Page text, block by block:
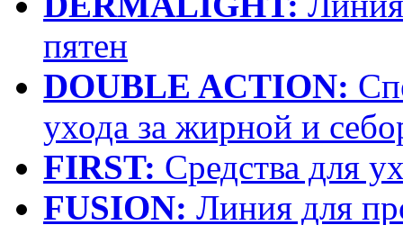
пятен
DOUBLE ACTION:
ухода за жирной и
FIRST: Средства для
FUSION: Линия для